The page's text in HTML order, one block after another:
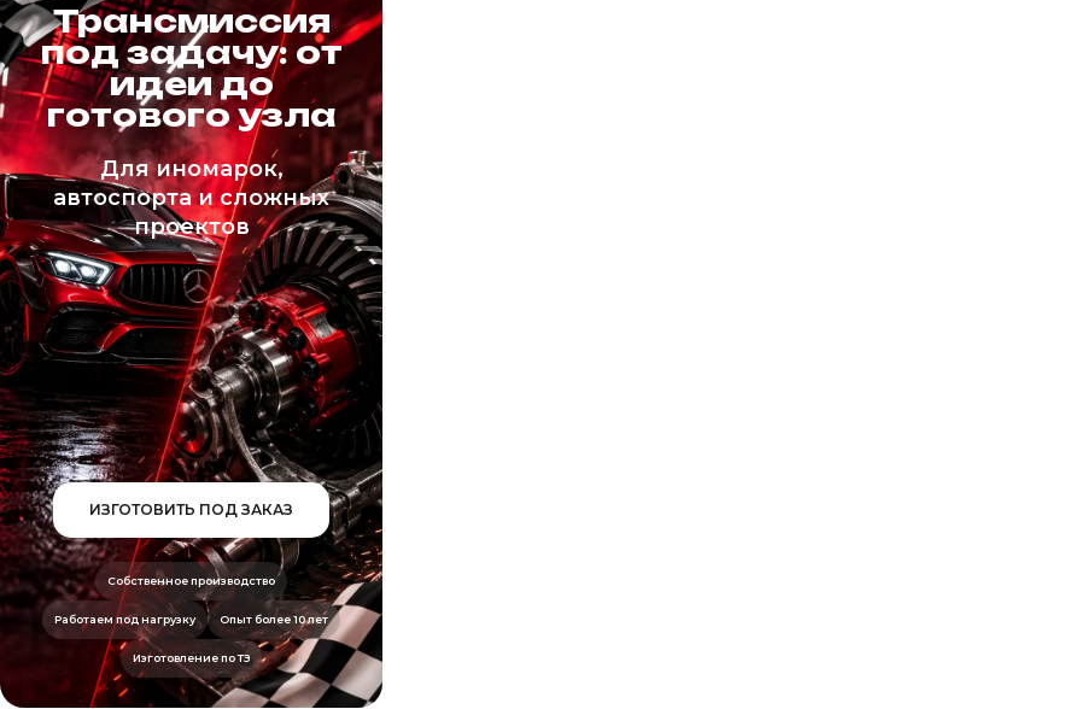
Трансмиссия
под задачу: от
идеи до
готового узла
Для иномарок,
автоспорта и сложных
проектов
ИЗГОТОВИТЬ ПОД ЗАКАЗ
Собственное производство
Работаем под нагрузку Опыт более 10 лет
Изготовление по ТЗ